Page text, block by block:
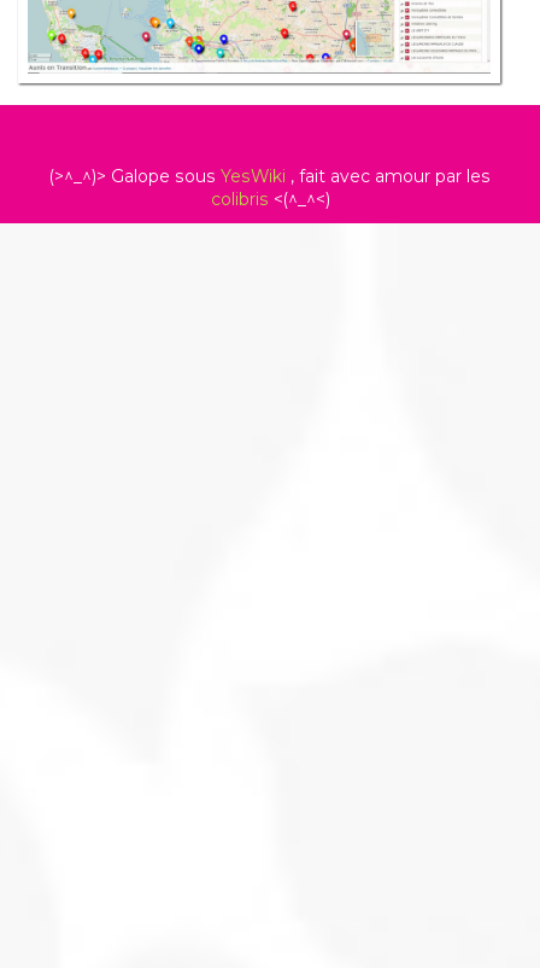
(>^_^)> Galope sous YesWiki , fait avec amour par les
colibris <(^_^<)